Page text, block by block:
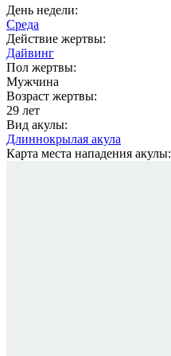
День недели:
Среда
Действие жертвы:
Дайвинг
Пол жертвы:
Мужчина
Возраст жертвы:
29 лет
Вид акулы:
Длиннокрылая акула
Карта места нападения акулы: